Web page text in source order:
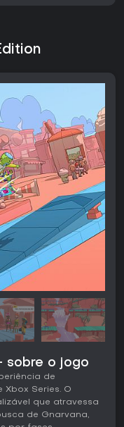
sobre o jogo
de
Series. O
que atravessa
de Gnarvana,